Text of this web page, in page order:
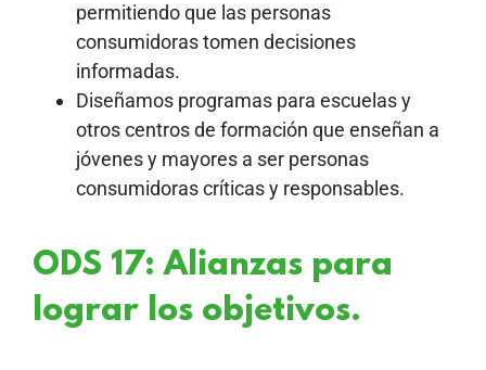
permitiendo que las personas
consumidoras tomen decisiones
informadas.
Diseñamos programas para escuelas y
otros centros de formación que enseñan a
jóvenes y mayores a ser personas
consumidoras críticas y responsables.
ODS 17: Alianzas para
lograr los objetivos.